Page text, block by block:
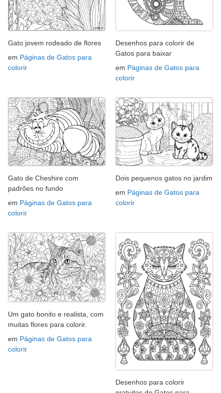
Gato jovem rodeado de flores
em Páginas de Gatos para
colorir
Desenhos para colorir de
Gatos para baixar
em Páginas de Gatos para
colorir
Gato de Cheshire com
padrões no fundo
em Páginas de Gatos para
colorir
Dois pequenos gatos no jardim
em Páginas de Gatos para
colorir
Um gato bonito e realista, com
muitas flores para colorir.
em Páginas de Gatos para
colorir
Desenhos para colorir